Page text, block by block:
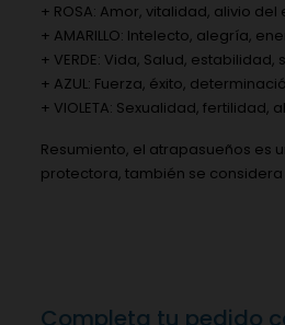
+ ROSA: Amor, vitalidad, alivio
+ AMARILLO: Intelecto, alegría,
+ VERDE: Vida, Salud, estabilidad,
+ AZUL: Fuerza, éxito,
+ VIOLETA: Sexualidad,
Resumiento, el atrapasueños es
protectora, también se
Completa tu pedido